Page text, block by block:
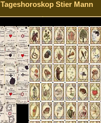
Tageshoroskop Stier Mann